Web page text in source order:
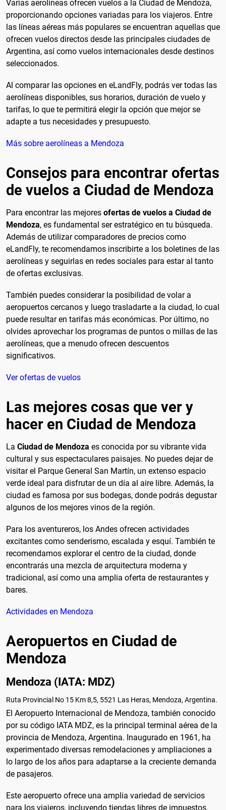
Varias aerolíneas ofrecen vuelos a la Ciudad de Mendoza,
proporcionando opciones variadas para los viajeros. Entre
las líneas aéreas más populares se encuentran aquellas que
ofrecen vuelos directos desde las principales ciudades de
Argentina, así como vuelos internacionales desde destinos
seleccionados.
Al comparar las opciones en eLandFly, podrás ver todas las
aerolíneas disponibles, sus horarios, duración de vuelo y
tarifas, lo que te permitirá elegir la opción que mejor se
adapte a tus necesidades y presupuesto.
Más sobre aerolíneas a Mendoza
Consejos para encontrar ofertas
de vuelos a Ciudad de Mendoza
Para encontrar las mejores ofertas de vuelos a Ciudad de
Mendoza, es fundamental ser estratégico en tu búsqueda.
Además de utilizar comparadores de precios como
eLandFly, te recomendamos inscribirte a los boletines de las
aerolíneas y seguirlas en redes sociales para estar al tanto
de ofertas exclusivas.
También puedes considerar la posibilidad de volar a
aeropuertos cercanos y luego trasladarte a la ciudad, lo cual
puede resultar en tarifas más económicas. Por último, no
olvides aprovechar los programas de puntos o millas de las
aerolíneas, que a menudo ofrecen descuentos
significativos.
Ver ofertas de vuelos
Las mejores cosas que ver y
hacer en Ciudad de Mendoza
La Ciudad de Mendoza es conocida por su vibrante vida
cultural y sus espectaculares paisajes. No puedes dejar de
visitar el Parque General San Martín, un extenso espacio
verde ideal para disfrutar de un día al aire libre. Además, la
ciudad es famosa por sus bodegas, donde podrás degustar
algunos de los mejores vinos de la región.
Para los aventureros, los Andes ofrecen actividades
excitantes como senderismo, escalada y esquí. También te
recomendamos explorar el centro de la ciudad, donde
encontrarás una mezcla de arquitectura moderna y
tradicional, así como una amplia oferta de restaurantes y
bares.
Actividades en Mendoza
Aeropuertos en Ciudad de
Mendoza
Mendoza (IATA: MDZ)
Ruta Provincial No 15 Km 8,5, 5521 Las Heras, Mendoza, Argentina.
El Aeropuerto Internacional de Mendoza, también conocido
por su código IATA MDZ, es la principal terminal aérea de la
provincia de Mendoza, Argentina. Inaugurado en 1961, ha
experimentado diversas remodelaciones y ampliaciones a
lo largo de los años para adaptarse a la creciente demanda
de pasajeros.
Este aeropuerto ofrece una amplia variedad de servicios
para los viajeros, incluyendo tiendas libres de impuestos,